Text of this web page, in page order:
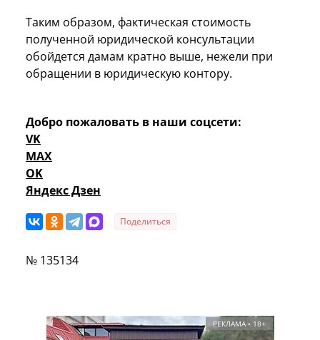
Таким образом, фактическая стоимость
полученной юридической консультации
обойдется дамам кратно выше, нежели при
обращении в юридическую контору.
Добро пожаловать в наши соцсети:
VK
MAX
OK
Яндекс Дзен
Поделиться
№ 135134
РЕКЛАМА • 18+